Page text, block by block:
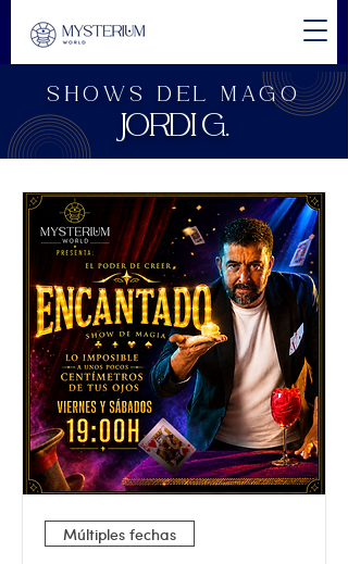
SHOWS DEL MAGO
JORDI G.
Múltiples fechas